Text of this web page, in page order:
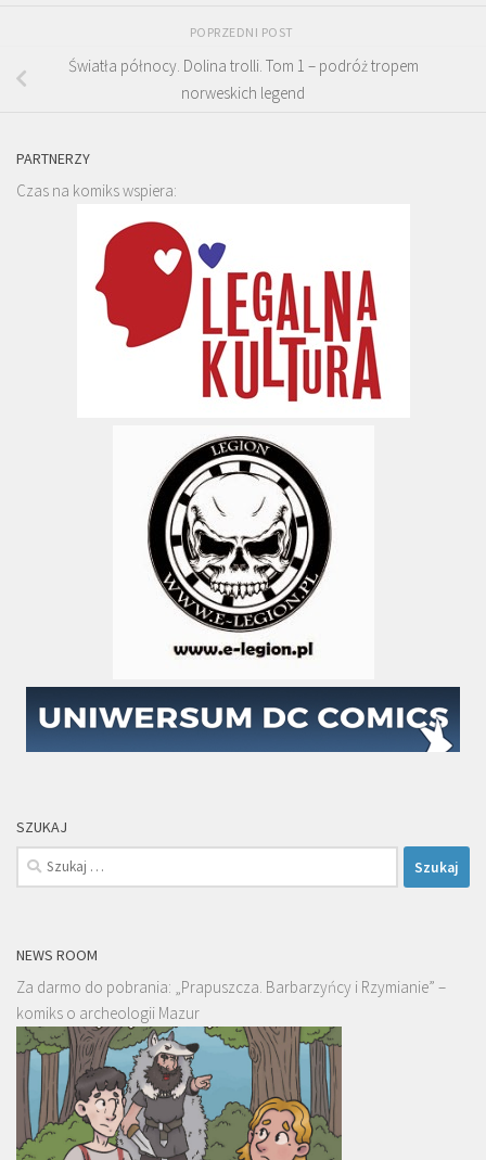
POPRZEDNI POST
Światła północy. Dolina trolli. Tom 1 – podróż tropem
norweskich legend
PARTNERZY
Czas na komiks wspiera:
SZUKAJ
Szukaj:
NEWS ROOM
Za darmo do pobrania: „Prapuszcza. Barbarzyńcy i Rzymianie” –
komiks o archeologii Mazur